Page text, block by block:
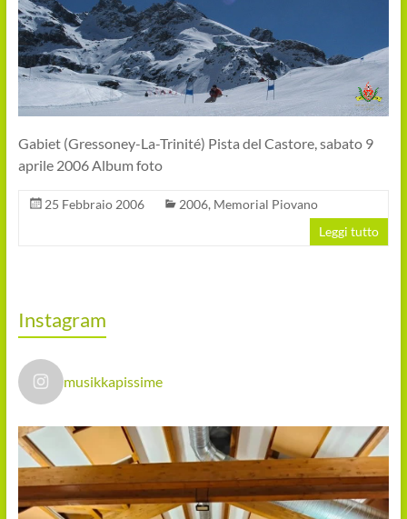
Gabiet (Gressoney-La-Trinité) Pista del Castore, sabato 9
aprile 2006 Album foto
25 Febbraio 2006 2006, Memorial Piovano
Leggi tutto
Instagram
musikkapissime